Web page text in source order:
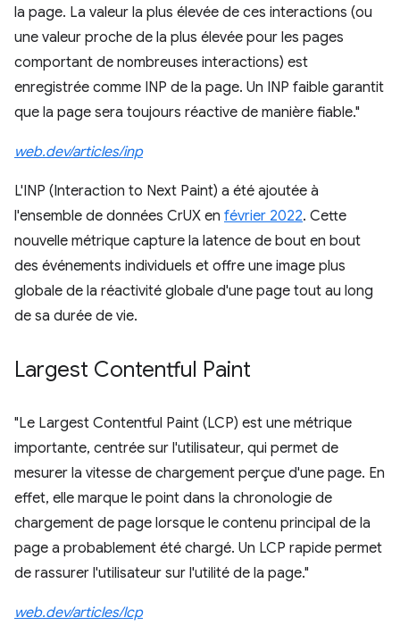
la page. La valeur la plus élevée de ces interactions (ou
une valeur proche de la plus élevée pour les pages
comportant de nombreuses interactions) est
enregistrée comme INP de la page. Un INP faible garantit
que la page sera toujours réactive de manière fiable."
web.dev/articles/inp
L'INP (Interaction to Next Paint) a été ajoutée à
l'ensemble de données CrUX en février 2022. Cette
nouvelle métrique capture la latence de bout en bout
des événements individuels et offre une image plus
globale de la réactivité globale d'une page tout au long
de sa durée de vie.
Largest Contentful Paint
"Le Largest Contentful Paint (LCP) est une métrique
importante, centrée sur l'utilisateur, qui permet de
mesurer la vitesse de chargement perçue d'une page. En
effet, elle marque le point dans la chronologie de
chargement de page lorsque le contenu principal de la
page a probablement été chargé. Un LCP rapide permet
de rassurer l'utilisateur sur l'utilité de la page."
web.dev/articles/lcp